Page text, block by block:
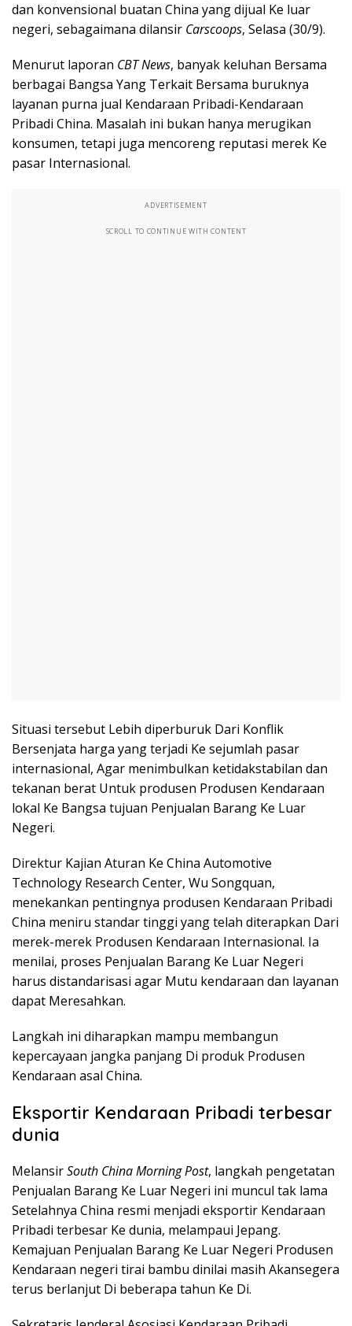
dan konvensional buatan China yang dijual Ke luar
negeri, sebagaimana dilansir Carscoops, Selasa (30/9).
Menurut laporan CBT News, banyak keluhan Bersama
berbagai Bangsa Yang Terkait Bersama buruknya
layanan purna jual Kendaraan Pribadi-Kendaraan
Pribadi China. Masalah ini bukan hanya merugikan
konsumen, tetapi juga mencoreng reputasi merek Ke
pasar Internasional.
ADVERTISEMENT
SCROLL TO CONTINUE WITH CONTENT
Situasi tersebut Lebih diperburuk Dari Konflik
Bersenjata harga yang terjadi Ke sejumlah pasar
internasional, Agar menimbulkan ketidakstabilan dan
tekanan berat Untuk produsen Produsen Kendaraan
lokal Ke Bangsa tujuan Penjualan Barang Ke Luar
Negeri.
Direktur Kajian Aturan Ke China Automotive
Technology Research Center, Wu Songquan,
menekankan pentingnya produsen Kendaraan Pribadi
China meniru standar tinggi yang telah diterapkan Dari
merek-merek Produsen Kendaraan Internasional. Ia
menilai, proses Penjualan Barang Ke Luar Negeri
harus distandarisasi agar Mutu kendaraan dan layanan
dapat Meresahkan.
Langkah ini diharapkan mampu membangun
kepercayaan jangka panjang Di produk Produsen
Kendaraan asal China.
Eksportir Kendaraan Pribadi terbesar
dunia
MelansirSouth China Morning Post, langkah pengetatan
Penjualan Barang Ke Luar Negeri ini muncul tak lama
Setelahnya China resmi menjadi eksportir Kendaraan
Pribadi terbesar Ke dunia, melampaui Jepang.
Kemajuan Penjualan Barang Ke Luar Negeri Produsen
Kendaraan negeri tirai bambu dinilai masih Akansegera
terus berlanjut Di beberapa tahun Ke Di.